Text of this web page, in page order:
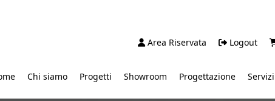
Area Riservata Logout
Chi siamo Progetti Showroom Progettazione Servizi